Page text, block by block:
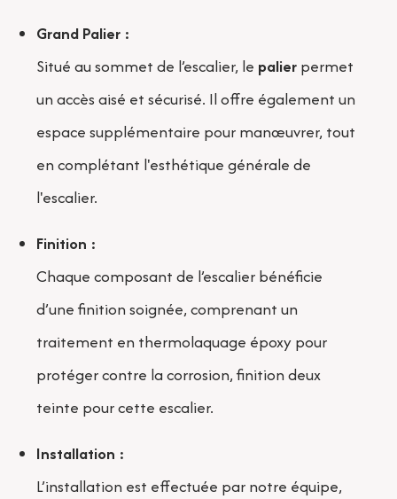
Grand Palier :
Situé au sommet de l’escalier, le palier permet
un accès aisé et sécurisé. Il offre également un
espace supplémentaire pour manœuvrer, tout
en complétant l'esthétique générale de
l'escalier.
Finition :
Chaque composant de l’escalier bénéficie
d’une finition soignée, comprenant un
traitement en thermolaquage époxy pour
protéger contre la corrosion, finition deux
teinte pour cette escalier.
Installation :
L’installation est effectuée par notre équipe,